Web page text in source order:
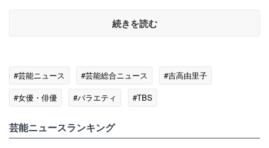
続きを読む
#芸能ニュース #芸能総合ニュース
#吉高由里子
#女優・俳優
#バラエティ
#TBS
芸能ニュースランキング